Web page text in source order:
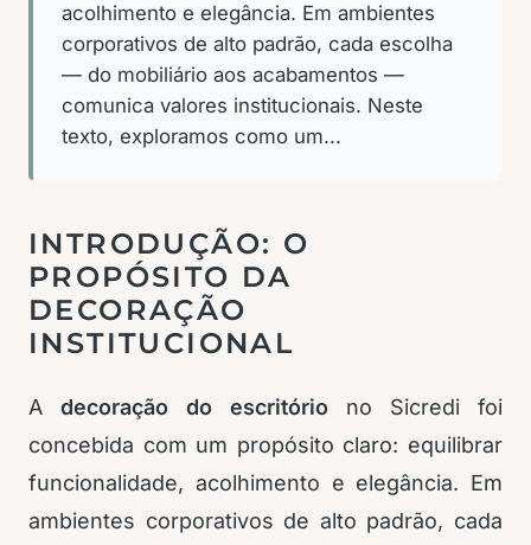
acolhimento e elegância. Em ambientes
corporativos de alto padrão, cada escolha
— do mobiliário aos acabamentos —
comunica valores institucionais. Neste
texto, exploramos como um...
INTRODUÇÃO: O
PROPÓSITO DA
DECORAÇÃO
INSTITUCIONAL
A decoração do escritório no Sicredi foi
concebida com um propósito claro: equilibrar
funcionalidade, acolhimento e elegância. Em
ambientes corporativos de alto padrão, cada